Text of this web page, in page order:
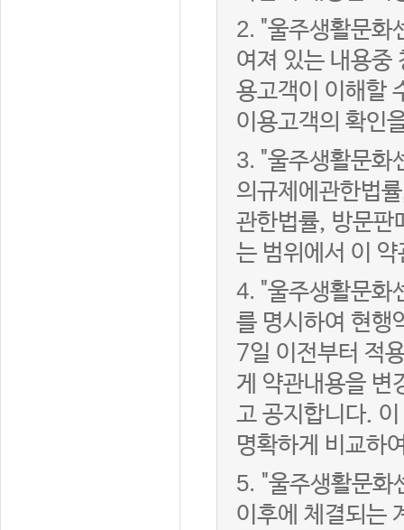
2. "울주생활문화
여져 있는 내용중
용고객이 이해할
이용고객의 확인
3. "울주생활문화
의규제에관한법
관한법률, 방문판
는 범위에서 이
4. "울주생활문화
를 명시하여 현행
7일 이전부터 적
게 약관내용을 변
고 공지합니다.
명확하게 비교하
5. "울주생활문화
이후에 체결되는